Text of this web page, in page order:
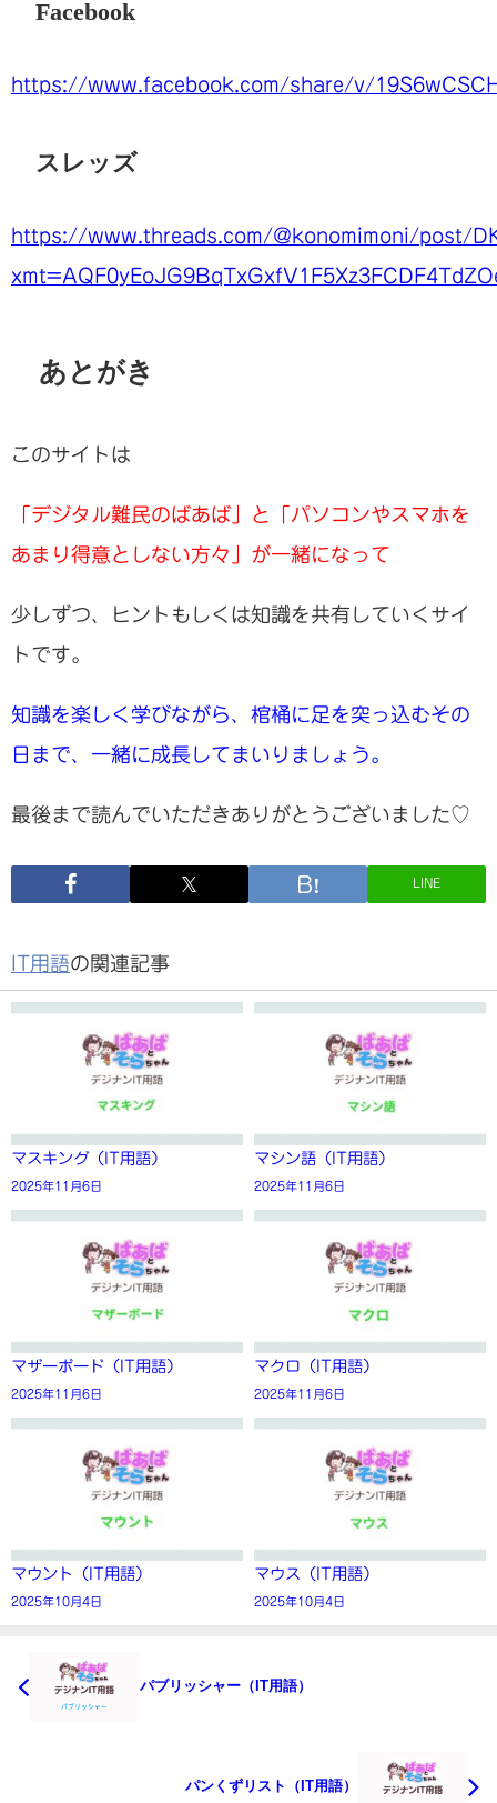
Facebook
https://www.facebook.com/share/v/
スレッズ
https://www.threads.com/@konomimoni/post/
あとがき
このサイトは
「デジタル難民のばあば」と「パソコンやスマホを
あまり得意としない方々」が一緒になって
少しずつ、ヒントもしくは知識を共有していくサイ
トです。
知識を楽しく学びながら、棺桶に足を突っ込むその
日まで、一緒に成長してまいりましょう。
最後まで読んでいただきありがとうございました♡
LINE
IT用語の関連記事
マスキング（IT用語）
2025年11月6日
マシン語（IT用語）
2025年11月6日
マザーボード（IT用語）
2025年11月6日
マクロ（IT用語）
2025年11月6日
マウント（IT用語）
2025年10月4日
マウス（IT用語）
2025年10月4日
パブリッシャー（IT用語）
パンくずリスト（IT用語）